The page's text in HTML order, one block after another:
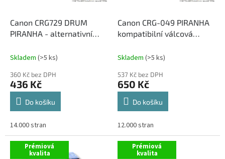
Canon CRG729 DRUM
PIRANHA - alternativní
Skladem (>5 ks)
360 Kč bez DPH
436 Kč
Do košíku
14.000 stran
Canon CRG-049 PIRANHA
kompatibilní válcová
Skladem (>5 ks)
537 Kč bez DPH
650 Kč
Do košíku
12.000 stran
Prémiová
kvalita
Prémiová
kvalita